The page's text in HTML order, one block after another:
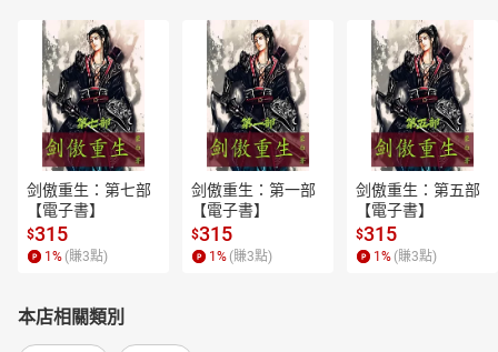
剑傲重生：第七部
【電子書】
$315
1 % (賺3點)
剑傲重生：第一部
【電子書】
$315
1 % (賺3點)
剑傲重生：第五部
【電子書】
$315
1 % (賺3點)
本店相關類別